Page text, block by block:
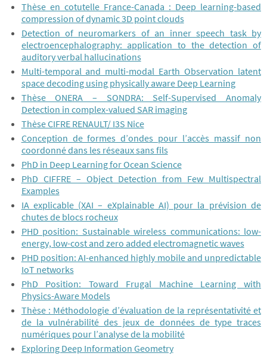
Thèse en cotutelle France-Canada : Deep learning-based
compression of dynamic 3D point clouds
Detection of neuromarkers of an inner speech task by
electroencephalography: application to the detection of
auditory verbal hallucinations
Multi-temporal and multi-modal Earth Observation latent
space decoding using physically aware Deep Learning
Thèse ONERA – SONDRA: Self-Supervised Anomaly
Detection in complex-valued SAR imaging
Thèse CIFRE RENAULT/ I3S Nice
Conception de formes d’ondes pour l’accès massif non
coordonné dans les réseaux sans fils
PhD in Deep Learning for Ocean Science
PhD CIFFRE – Object Detection from Few Multispectral
Examples
IA explicable (XAI – eXplainable AI) pour la prévision de
chutes de blocs rocheux
PHD position: Sustainable wireless communications: low-
energy, low-cost and zero added electromagnetic waves
PHD position: AI-enhanced highly mobile and unpredictable
IoT networks
PhD Position: Toward Frugal Machine Learning with
Physics-Aware Models
Thèse : Méthodologie d’évaluation de la représentativité et
de la vulnérabilité des jeux de données de type traces
numériques pour l’analyse de la mobilité
Exploring Deep Information Geometry